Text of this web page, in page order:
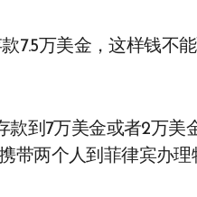
7.5万美金，这样钱不
款到7万美金或者2万美
带两个人到菲律宾办理